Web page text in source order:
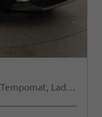
Selection 1.0 TSI Selection, AHK, Tempomat, Ladeboden, Park, Winterpaket, SmartLink, 4-J Garantie